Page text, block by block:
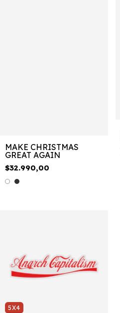
MAKE CHRISTMAS
GREAT AGAIN
$32.990,00
5X4